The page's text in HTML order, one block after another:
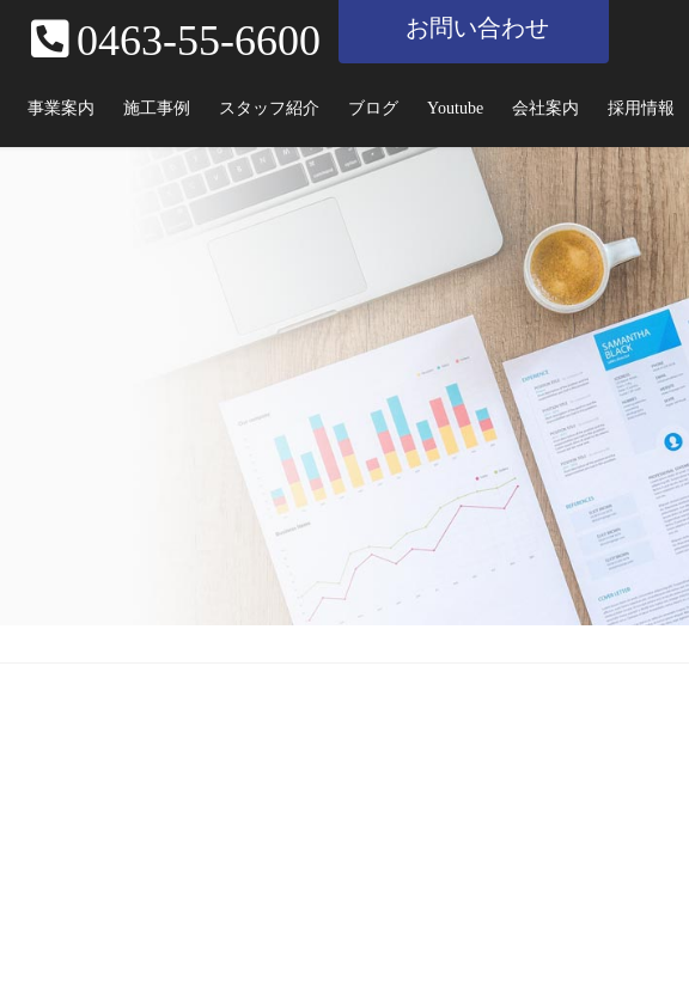
0463-55-6600 お問い合わせ
事業案内 施工事例 スタッフ紹介 ブログ Youtube 会社案内 採用情報